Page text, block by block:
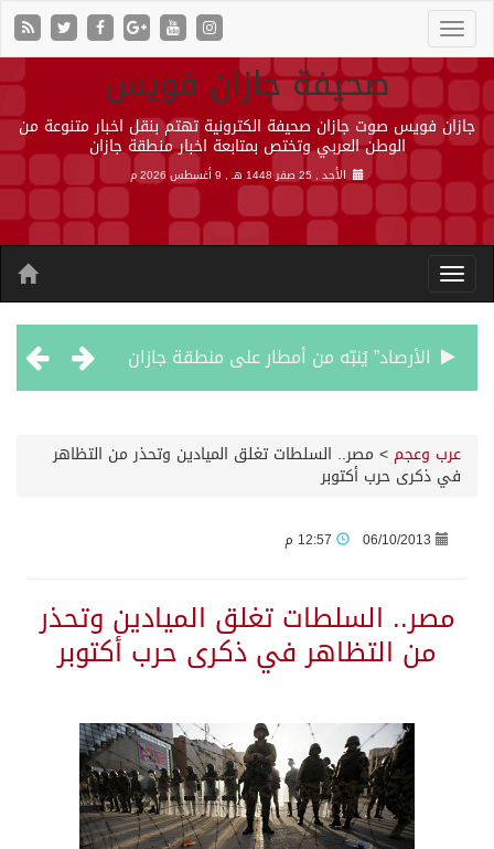
صحيفة جازان فويس
جازان فويس صوت جازان صحيفة الكترونية تهتم بنقل اخبار متنوعة من
الوطن العربي وتختص بمتابعة اخبار منطقة جازان
الأحد , 25 صفر 1448 هـ , 9 أغسطس 2026 م
الأرصاد” يُنبّه من أمطار على منطقة جازان
أجواء من الحب والتراث تزين ليلة عرس آل صيرم
عرب وعجم > مصر.. السلطات تغلق الميادين وتحذر من التظاهر
في ذكرى حرب أكتوبر
06/10/2013
مصر.. السلطات تغلق الميادين وتحذر
من التظاهر في ذكرى حرب أكتوبر